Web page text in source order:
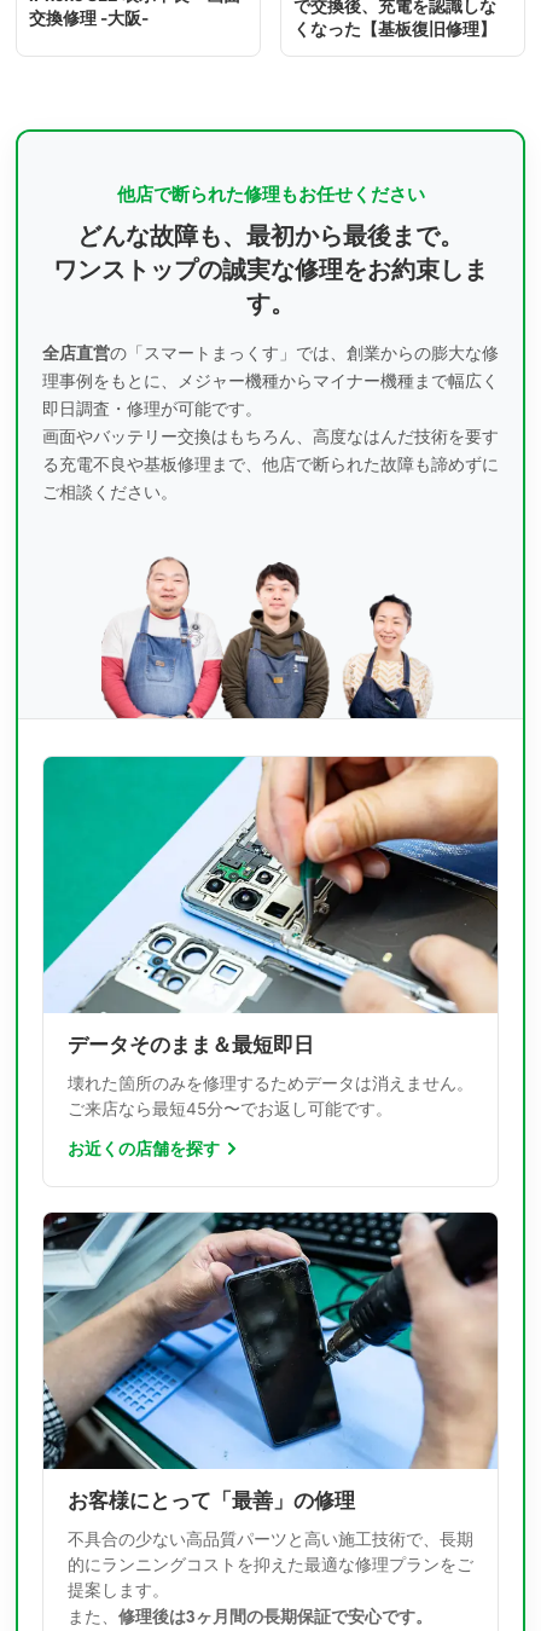
交換修理 -大阪-
で交換後、充電を認識しな
くなった【基板復旧修理】
他店で断られた修理もお任せください
どんな故障も、最初から最後まで。
ワンストップの誠実な修理をお約束しま
す。
全店直営の「スマートまっくす」では、創業からの膨大な修
理事例をもとに、
メジャー機種からマイナー機種まで幅広く
即日調査・修理が可能です。
画面やバッテリー交換はもちろん、高度なはんだ技術を要す
る充電不良や基板修理まで、 他店で断られた故障も諦めずに
ご相談ください。
データそのまま＆最短即日
壊れた箇所のみを修理するためデータは消えません。
ご来店なら最短45分〜でお返し可能です。
お近くの店舗を探す
お客様にとって「最善」の修理
不具合の少ない高品質パーツと高い施工技術で、長期
的にランニングコストを抑えた最適な修理プランをご
提案します。
また、 修理後は3ヶ月間の長期保証で安心です。